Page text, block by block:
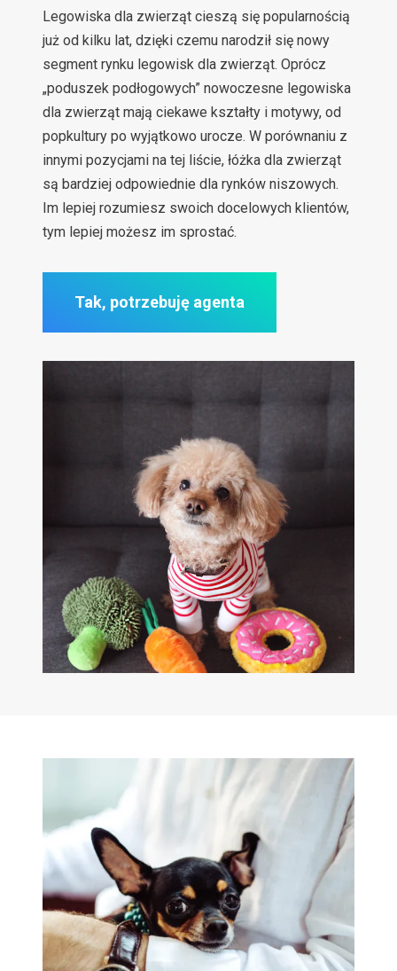
Legowiska dla zwierząt cieszą się popularnością
już od kilku lat, dzięki czemu narodził się nowy
segment rynku legowisk dla zwierząt. Oprócz
„poduszek podłogowych” nowoczesne legowiska
dla zwierząt mają ciekawe kształty i motywy, od
popkultury po wyjątkowo urocze. W porównaniu z
innymi pozycjami na tej liście, łóżka dla zwierząt
są bardziej odpowiednie dla rynków niszowych.
Im lepiej rozumiesz swoich docelowych klientów,
tym lepiej możesz im sprostać.
Tak, potrzebuję agenta